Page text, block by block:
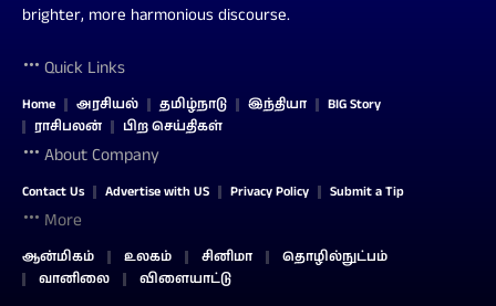
brighter, more harmonious discourse.
Quick Links
Home அரசியல் தமிழ்நாடு இந்தியா
BIG Story
ராசிபலன்
பிற செய்திகள்
About Company
Contact Us Advertise with US Privacy Policy Submit a Tip
More
ஆன்மிகம் உலகம் சினிமா
தொழில்நுட்பம்
வானிலை
விளையாட்டு